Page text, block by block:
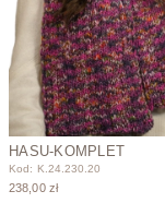
HASU-KOMPLET
Kod: K.24.230.20
238,00 zł